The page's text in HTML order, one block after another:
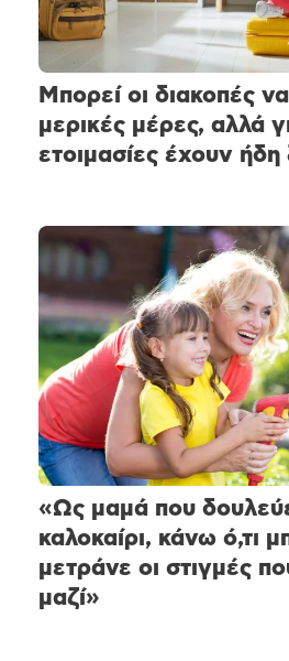
Μπορεί οι διακοπές
μερικές μέρες, αλλά
ετοιμασίες έχουν ήδη
«Ως μαμά που
καλοκαίρι, κάνω ό,τι
μετράνε οι στιγμές
μαζί»